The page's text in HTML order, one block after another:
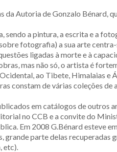
Autoria de Gonzalo Bénard,
a pintura, a escrita e a
fotografia) a sua arte
ligadas à morte e à
mas não só, o artista é
ao Tibete, Himalaias
constam de várias coleções
em catálogos de outros
no CCB e a convite do
Em 2008 G.Bénard esteve
grande parte delas recuperadas
etc).